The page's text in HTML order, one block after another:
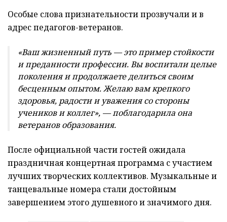
Особые слова признательности прозвучали и в
адрес педагогов-ветеранов.
«Ваш жизненный путь — это пример стойкости
и преданности профессии. Вы воспитали целые
поколения и продолжаете делиться своим
бесценным опытом. Желаю вам крепкого
здоровья, радости и уважения со стороны
учеников и коллег», — поблагодарила она
ветеранов образования.
После официальной части гостей ожидала
праздничная концертная программа с участием
лучших творческих коллективов. Музыкальные и
танцевальные номера стали достойным
завершением этого душевного и значимого дня.